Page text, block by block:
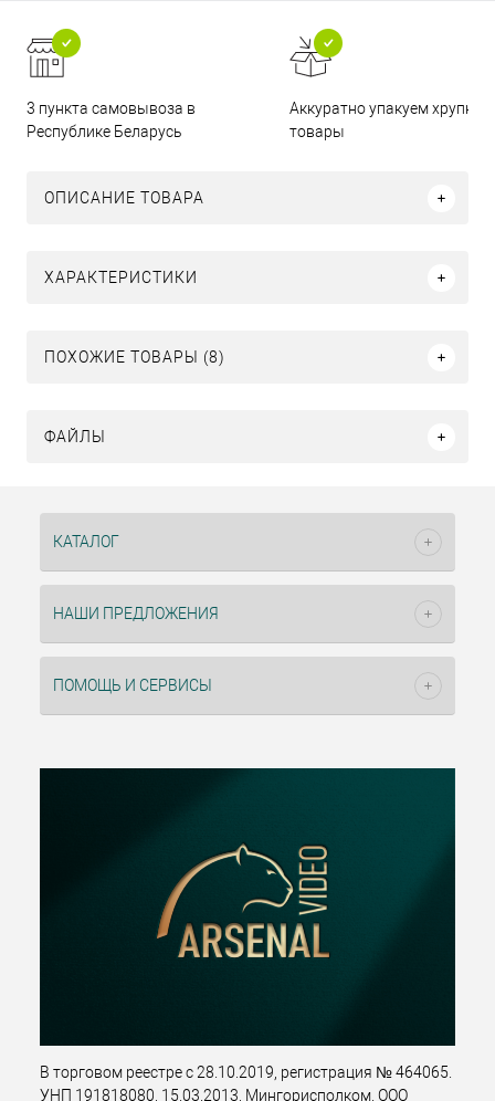
3 пункта самовывоза в
Республике Беларусь
Аккуратно упакуем хрупкие
товары
ОПИСАНИЕ ТОВАРА
ХАРАКТЕРИСТИКИ
ПОХОЖИЕ ТОВАРЫ (8)
ФАЙЛЫ
КАТАЛОГ
НАШИ ПРЕДЛОЖЕНИЯ
ПОМОЩЬ И СЕРВИСЫ
В торговом реестре с 28.10.2019, регистрация № 464065.
УНП 191818080, 15.03.2013, Мингорисполком. ООО